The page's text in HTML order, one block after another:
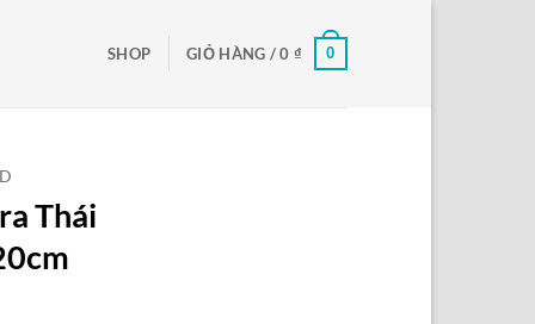
SHOP GIỎ HÀNG /0 ₫ 0
Thái